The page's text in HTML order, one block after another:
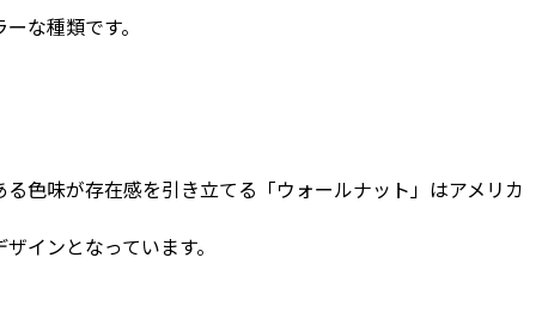
な種類です。
色味が存在感を引き立てる「ウォールナット」はアメリカ
インとなっています。